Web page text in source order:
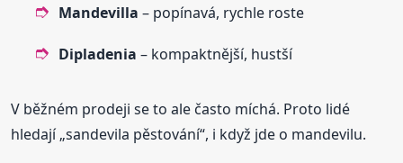
Mandevilla – popínavá, rychle roste
Dipladenia – kompaktnější, hustší
V běžném prodeji se to ale často míchá. Proto lidé
hledají „sandevila pěstování“, i když jde o mandevilu.